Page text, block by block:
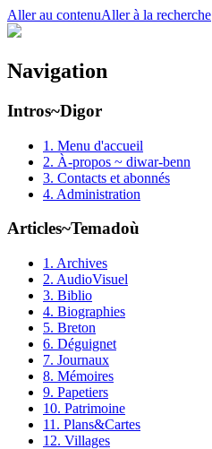
Aller au contenuAller à la recherche
Navigation
Intros~Digor
1. Menu d'accueil
2. À-propos ~ diwar-benn
3. Contacts et abonnés
4. Administration
Articles~Temadoù
1. Archives
2. AudioVisuel
3. Biblio
4. Biographies
5. Breton
6. Déguignet
7. Journaux
8. Mémoires
9. Papetiers
10. Patrimoine
11. Plans&Cartes
12. Villages